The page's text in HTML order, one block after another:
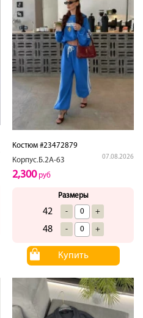
Костюм #23472879
Корпус.Б.2А-63
07.08.2026
2,300руб
Размеры
42 - +
48 - +
Купить